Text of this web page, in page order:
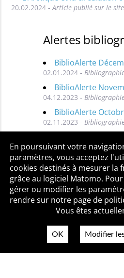
20.02.2024 - Article publié sur le
Alertes
BiblioAlerte
02.01.2024 -
BiblioAlerte
04.12.2023 -
BiblioAlerte
02.11.2023 -
Toutes
Qui sommes-nous ?
Politique de
En poursuivant votre
paramètres, vous acceptez
cookies destinés à mesurer la
grâce au logiciel Matomo.
gérer ou modifier les
rendre sur notre page de
Vous êtes
OK Modifier